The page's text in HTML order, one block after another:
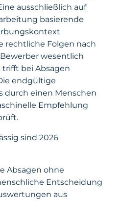
ausschließlich auf
basierende
rechtliche Folgen nach
wesentlich
bei Absagen
endgültige
durch einen Menschen
Empfehlung
sind 2026
Absagen ohne
Entscheidung
aus